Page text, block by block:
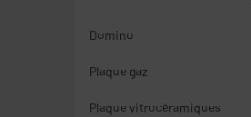
Domino
Plaque gaz
Plaque vitrocéramiques